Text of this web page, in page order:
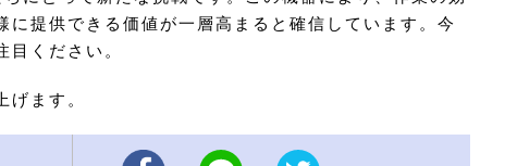
に提供できる価値が一層高まると確信しています。今
目ください。
げます。